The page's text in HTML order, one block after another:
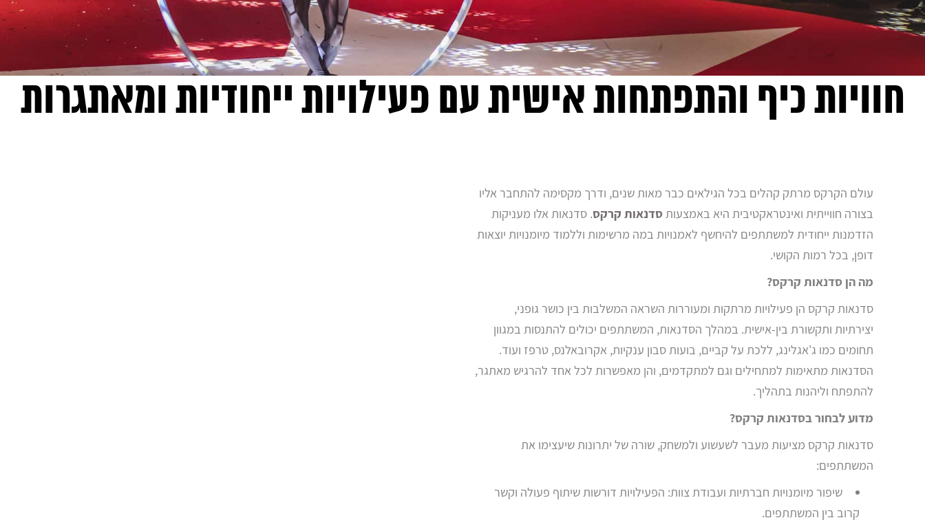
חוויות כיף והתפתחות אישית עם פעילויות ייחודיות ומאתגרות
עולם הקרקס מרתק קהלים בכל הגילאים כבר מאות שנים, ודרך מקסימה להתחבר אליו
בצורה חווייתית ואינטראקטיבית היא באמצעות סדנאות קרקס. סדנאות אלו מעניקות
הזדמנות ייחודית למשתתפים להיחשף לאמנויות במה מרשימות וללמוד מיומנויות יוצאות
דופן, בכל רמות הקושי.
מה הן סדנאות קרקס?
סדנאות קרקס הן פעילויות מרתקות ומעוררות השראה המשלבות בין כושר גופני,
יצירתיות ותקשורת בין-אישית. במהלך הסדנאות, המשתתפים יכולים להתנסות במגוון
תחומים כמו ג'אגלינג, ללכת על קביים, בועות סבון ענקיות, אקרובאלנס, טרפז ועוד.
הסדנאות מתאימות למתחילים וגם למתקדמים, והן מאפשרות לכל אחד להרגיש מאתגר,
להתפתח וליהנות בתהליך.
מדוע לבחור בסדנאות קרקס?
סדנאות קרקס מציעות מעבר לשעשוע ולמשחק, שורה של יתרונות שיעצימו את
המשתתפים:
שיפור מיומנויות חברתיות ועבודת צוות: הפעילויות דורשות שיתוף פעולה וקשר
קרוב בין המשתתפים.